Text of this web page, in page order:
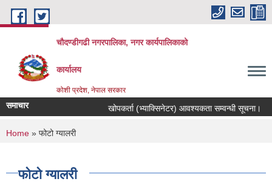
Skip to main content
चौदण्डीगढी नगरपालिका, नगर कार्यपालिकाको
कार्यालय
कोशी प्रदेश, नेपाल सरकार
समाचार खोपकर्ता (भ्याक्सिनेटर) आवश्यकता सम्वन्धी सूचना।
You are here
Home » फोटो ग्यालरी
फोटो ग्यालरी